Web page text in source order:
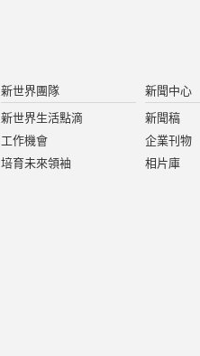
新世界團隊
新世界生活點滴
工作機會
培育未來領袖
新聞中心
新聞稿
企業刊物
相片庫